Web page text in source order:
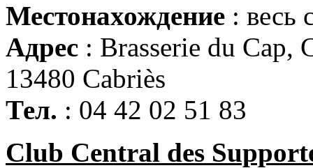
Местонахождение : весь
Адрес : Brasserie du Cap,
13480 Cabriès
Тел. : 04 42 02 51 83
Club Central des